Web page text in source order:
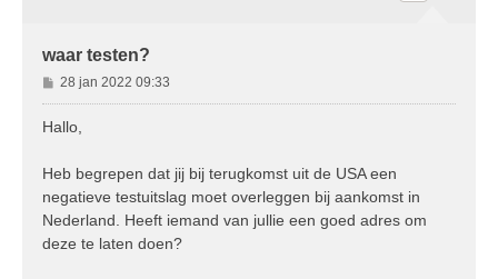
waar testen?
B
e
h
t
28 jan 2022 09:33
Hallo,
Heb begrepen dat jij bij terugkomst uit de USA een
negatieve testuitslag moet overleggen bij aankomst in
Nederland. Heeft iemand van jullie een goed adres om
deze te laten doen?